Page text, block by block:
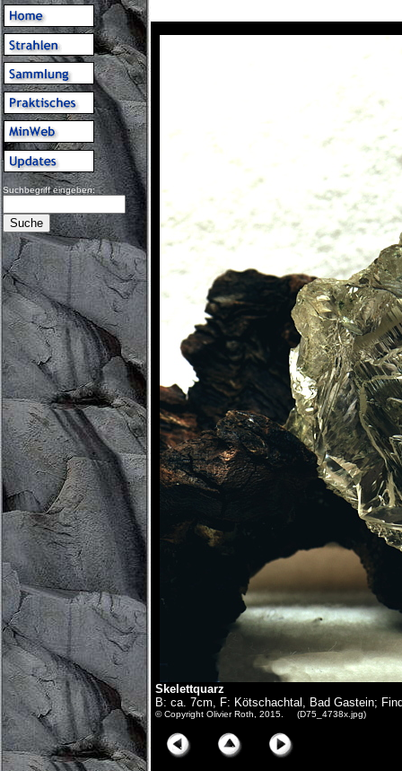
Suchbegriff eingeben:
Skelettquarz
B: ca. 7cm, F: Kötschachtal, Bad Gastein;
© Copyright Olivier Roth, 2015. (D75_4738x.jpg)